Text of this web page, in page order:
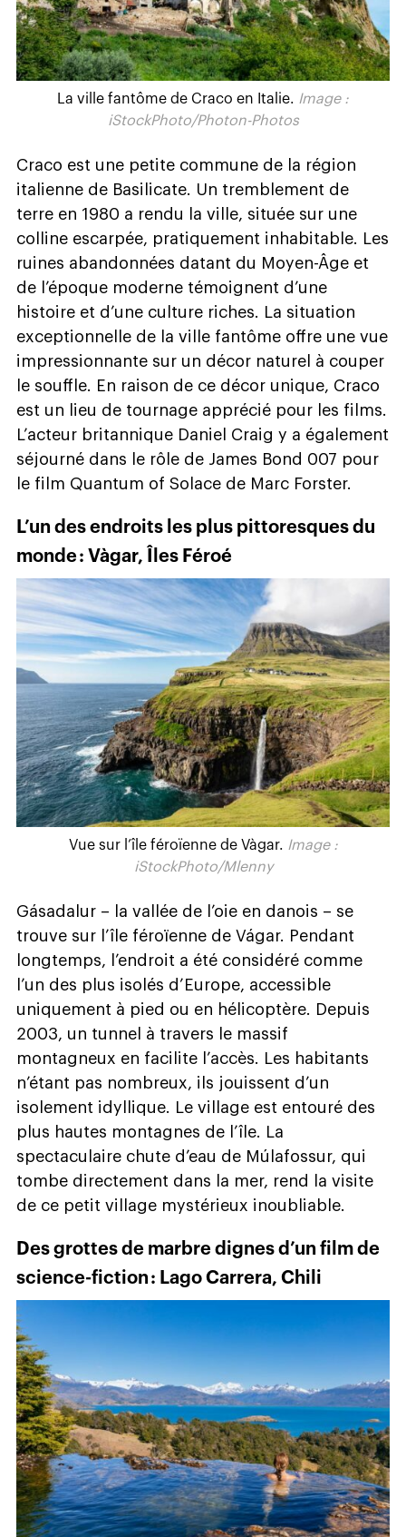
La ville fantôme de Craco en Italie. Image :
iStockPhoto/Photon-Photos
Craco est une petite commune de la région
italienne de Basilicate. Un tremblement de
terre en 1980 a rendu la ville, située sur une
colline escarpée, pratiquement inhabitable. Les
ruines abandonnées datant du Moyen-Âge et
de l’époque moderne témoignent d’une
histoire et d’une culture riches. La situation
exceptionnelle de la ville fantôme offre une vue
impressionnante sur un décor naturel à couper
le souffle. En raison de ce décor unique, Craco
est un lieu de tournage apprécié pour les films.
L’acteur britannique Daniel Craig y a également
séjourné dans le rôle de James Bond 007 pour
le film Quantum of Solace de Marc Forster.
L’un des endroits les plus pittoresques du
monde : Vàgar, Îles Féroé
Vue sur l’île féroïenne de Vàgar. Image :
iStockPhoto/Mlenny
Gásadalur – la vallée de l’oie en danois – se
trouve sur l’île féroïenne de Vágar. Pendant
longtemps, l’endroit a été considéré comme
l’un des plus isolés d’Europe, accessible
uniquement à pied ou en hélicoptère. Depuis
2003, un tunnel à travers le massif
montagneux en facilite l’accès. Les habitants
n’étant pas nombreux, ils jouissent d’un
isolement idyllique. Le village est entouré des
plus hautes montagnes de l’île. La
spectaculaire chute d’eau de Múlafossur, qui
tombe directement dans la mer, rend la visite
de ce petit village mystérieux inoubliable.
Des grottes de marbre dignes d’un film de
science-fiction : Lago Carrera, Chili